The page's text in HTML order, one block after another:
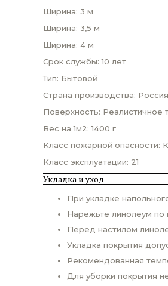
Ширина: 3 м
Ширина: 3,5 м
Ширина: 4 м
Срок службы: 10 лет
Тип: Бытовой
Страна производства: Россия
Поверхность: Реалистичное
Вес на 1м2: 1400 г
Класс пожарной опасности:
Класс эксплуатации: 21
Укладка и уход
При укладке
Нарежьте линолеум по
Перед настилом
Укладка покрытия
Рекомендованная
Для уборки покрытия